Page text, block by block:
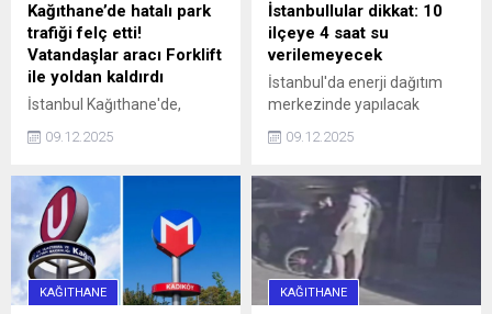
Kağıthane’de hatalı park
trafiği felç etti!
Vatandaşlar aracı Forklift
ile yoldan kaldırdı
İstanbul Kağıthane'de,
Sarıgöl Caddesi üzerinde
saat 16.00 sularında 34 SS
hatalı park nedeniyle
caddeyi araç trafiğine
kapattı. Araç sürücüleri ile
halk otobüsündeki
yurttaşlar, uzun bir süre
aracın sürücüsüne
09.12.2025
İstanbullular dikkat: 10
ilçeye 4 saat su
verilemeyecek
İstanbul'da enerji dağıtım
merkezinde yapılacak
çalışmalar nedeniyle yarın
10 ilçeye 4 saat su
09.12.2025
KAĞITHANE KAĞITHANE